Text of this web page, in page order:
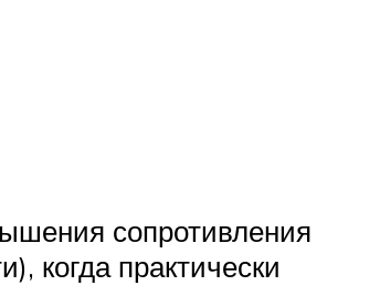
сопротивления
когда практически